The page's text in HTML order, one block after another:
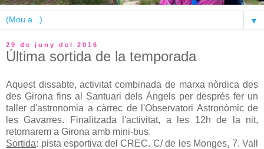
▼
29 de juny del 2016
Última sortida de la temporada
Aquest dissabte, activitat combinada de marxa nòrdica des
des Girona fins al Santuari dels Àngels per després fer un
taller d'astronomia a càrrec de l'Observatori Astronòmic de
les Gavarres. Finalitzada l'activitat, a les 12h de la nit,
retornarem a Girona amb mini-bus.
Sortida: pista esportiva del CREC. C/ de les Monges, 7. Vall